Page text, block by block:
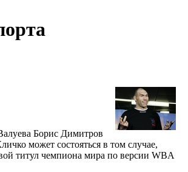
Борис Димитров
может состояться в том случае,
титул чемпиона мира по версии WBA